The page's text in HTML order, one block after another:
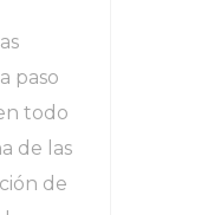
paso
todo
de las
de